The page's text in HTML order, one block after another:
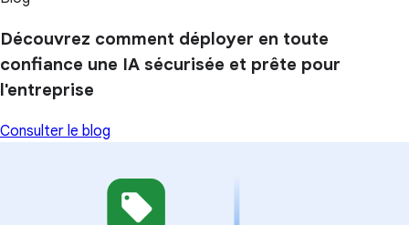
Découvrez comment déployer en toute
confiance une IA sécurisée et prête pour
l'entreprise
Consulter le blog